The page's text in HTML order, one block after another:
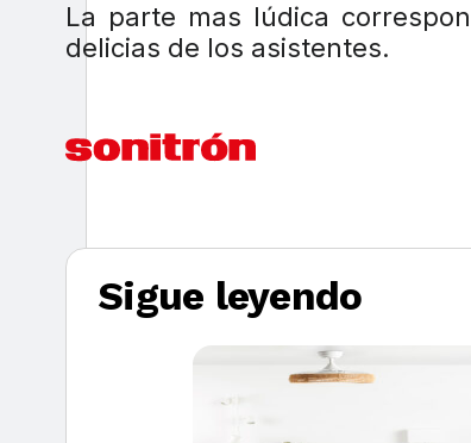
La parte mas lúdica
delicias de los asistentes.
Sigue leyendo